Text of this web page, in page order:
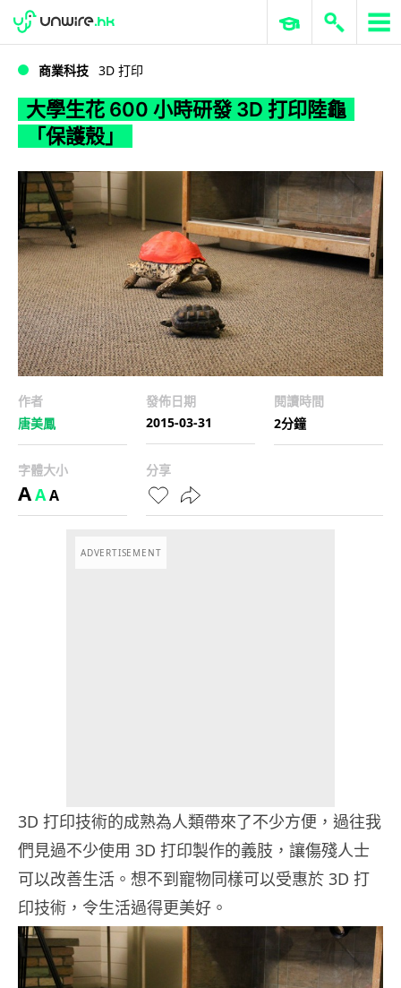
WWDC 2026 ERP 與商業 AI
商業科技 3D 打印
大學生花 600 小時研發 3D 打印陸龜
「保護殼」
作者
唐美鳳
發佈日期
2015-03-31
閱讀時間
2分鐘
字體大小
AAA
分享
ADVERTISEMENT
3D 打印技術的成熟為人類帶來了不少方便，過往我
們見過不少使用 3D 打印製作的義肢，讓傷殘人士
可以改善生活。想不到寵物同樣可以受惠於 3D 打
印技術，令生活過得更美好。